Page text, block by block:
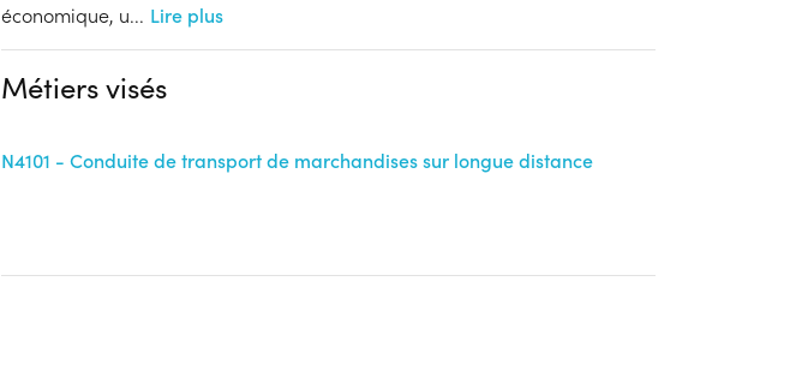
économique, u... Lire plus
Métiers visés
N4101 - Conduite de transport de marchandises sur longue distance